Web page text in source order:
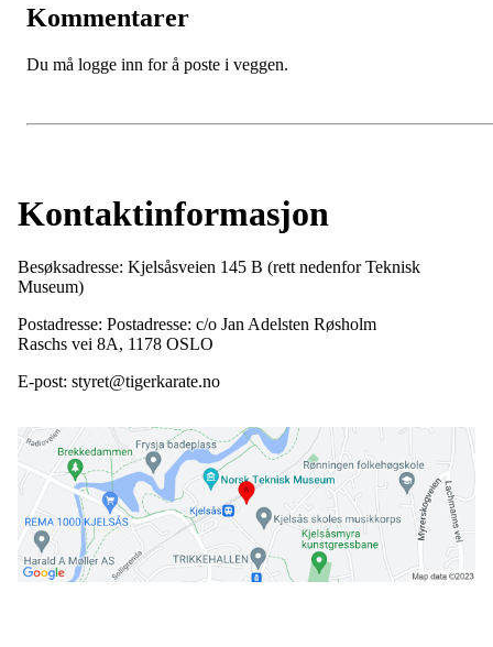
Kommentarer
Du må logge inn for å poste i veggen.
Kontaktinformasjon
Besøksadresse: Kjelsåsveien 145 B (rett nedenfor Teknisk
Museum)
Postadresse: Postadresse: c/o Jan Adelsten Røsholm
Raschs vei 8A, 1178 OSLO
E-post: styret@tigerkarate.no